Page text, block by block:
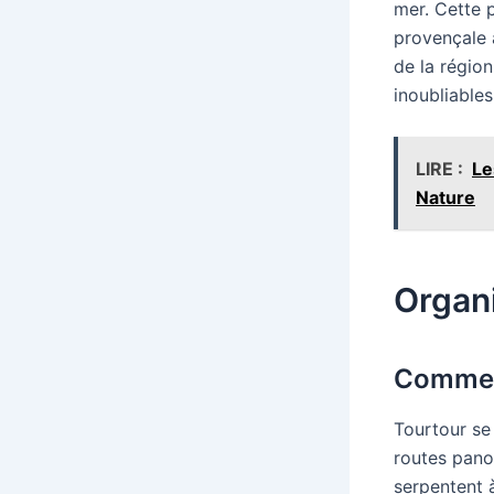
mer. Cette
de la
LIRE :
Nature
Tourtour
routes
serpentent